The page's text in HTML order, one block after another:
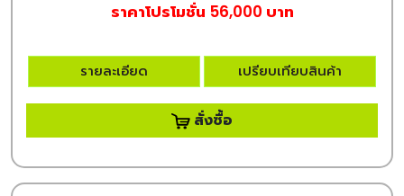
ราคาโปรโมชั่น 56,000 บาท
รายละเอียด เปรียบเทียบสินค้า
สั่งซื้อ